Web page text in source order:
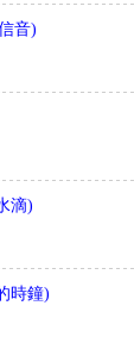
音)
滴)
時鐘)